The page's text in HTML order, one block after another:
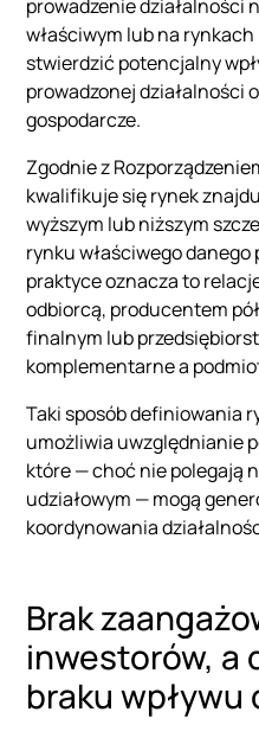
prowadzenie działalności
właściwym lub na
stwierdzić potencjalny
prowadzonej działalności
gospodarcze.
Zgodnie z
kwalifikuje się rynek
wyższym lub niższym
rynku właściwego
praktyce oznacza to
odbiorcą, producentem
finalnym lub
komplementarne a
Taki sposób definiowania
umożliwia uwzględnianie
które — choć nie polegają
udziałowym — mogą
koordynowania
Brak
inwestorów, a
braku